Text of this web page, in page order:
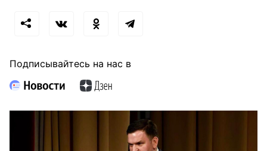
Подписывайтесь на нас в